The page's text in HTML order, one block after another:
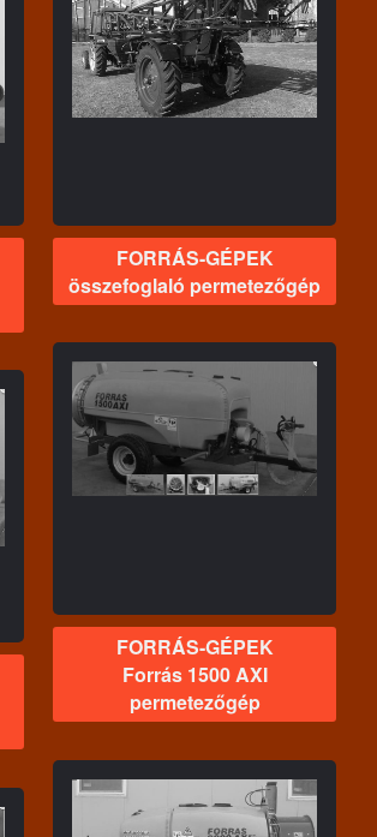
FORRÁS-GÉPEK
összefoglaló permetezőgép
FORRÁS-GÉPEK
Forrás 1500 AXI
permetezőgép